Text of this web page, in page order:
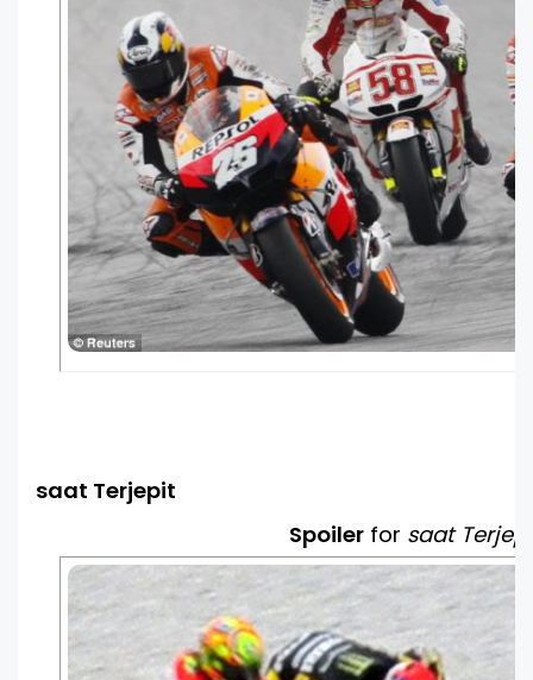
saat Terjepit
Spoilerfor saat